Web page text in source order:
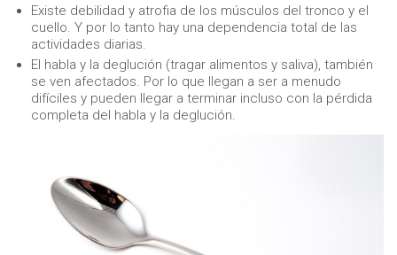
Existe debilidad y atrofia de los músculos del tronco y el
cuello. Y por lo tanto hay una dependencia total de las
actividades diarias.
El habla y la deglución (tragar alimentos y saliva), también
se ven afectados. Por lo que llegan a ser a menudo
difíciles y pueden llegar a terminar incluso con la pérdida
completa del habla y la deglución.